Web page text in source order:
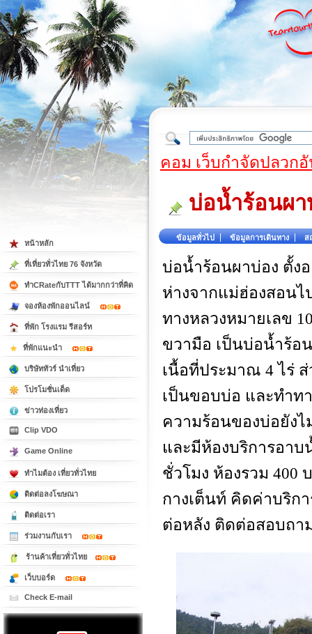
ต้
คอม เว็บกำจัดปลวก
บ่อน้ำร้อนผา
ข้อมูลทั่วไป ข้อมูลการเดินทาง ส
บ่อน้ำร้อนผาบ่อง ตั้ง
ห่างจากแม่ฮ่องสอน
ทางหลวงหมายเลข
ขวามือ เป็นบ่อน้ำร้
เนื้อที่ประมาณ 4 ไร่
เป็นขอบบ่อ และทำท
ความร้อนของบ่อยังไ
และมีห้องบริการอาบ
ชั่วโมง ห้องรวม 400
กางเต็นท์ คิดค่าบริก
ต่อหลัง ติดต่อสอบถาม
หน้าหลัก
ที่เที่ยวทั่วไทย 76 จังหวัด
ทำCRateกับTTT ได้มากกว่าที่คิด
จองห้องพักออนไลน์
ที่พัก โรงแรม รีสอร์ท
ที่พักแนะนำ
บริษัททัวร์ นำเที่ยว
โปรโมชั่นเด็ด
ข่าวท่องเที่ยว
Clip VDO
Game Online
ทำไมต้อง เที่ยวทั่วไทย
ติดต่อลงโฆษณา
ติดต่อเรา
ร่วมงานกับเรา
ร้านค้าเที่ยวทั่วไทย
เว็บบอร์ด
Check E-mail